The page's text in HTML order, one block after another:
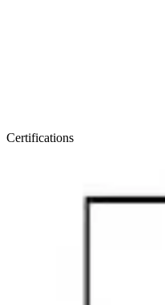
Certifications